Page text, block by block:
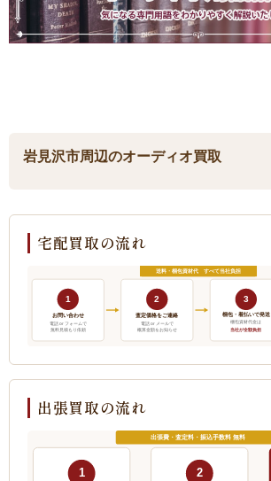
岩見沢市周辺のオーディオ買取
宅配買取の流れ
送料・梱包資材代 すべて当社負担
1
お問い合わせ
電話 or フォームで
無料見積もり依頼
2
査定価格をご連絡
電話 or メールで
概算金額をお知らせ
3
梱包・着払いで発送
梱包資材代金は
当社が全額負担
出張買取の流れ
出張費・査定料・振込手数料 無料
1 2